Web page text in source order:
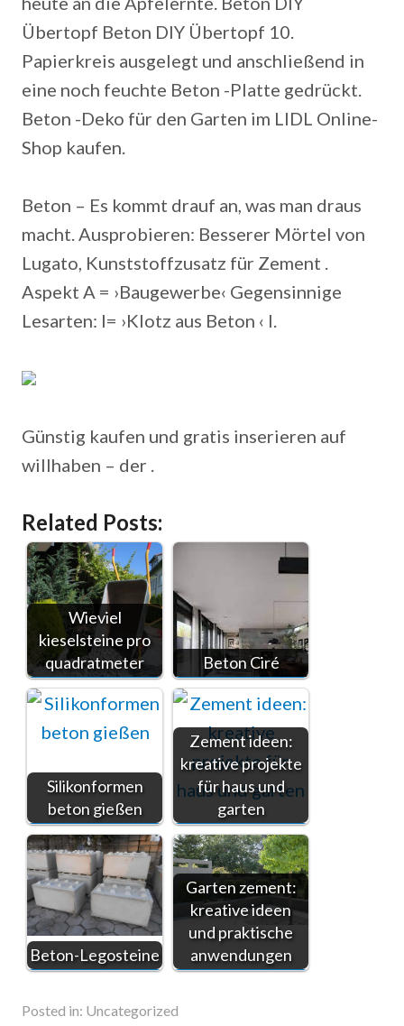
Übertopf Beton DIY Übertopf 10.
Papierkreis ausgelegt und anschließend in
eine noch feuchte Beton -Platte gedrückt.
Beton -Deko für den Garten im LIDL Online-
Shop kaufen.
Beton – Es kommt drauf an, was man draus
macht. Ausprobieren: Besserer Mörtel von
Lugato, Kunststoffzusatz für Zement .
Aspekt A = ›Baugewerbe‹ Gegensinnige
Lesarten: l= ›Klotz aus Beton ‹ l.
Günstig kaufen und gratis inserieren auf
willhaben – der .
Related Posts:
Wieviel
kieselsteine pro
quadratmeter
Beton Ciré
Silikonformen
beton gießen
Zement ideen:
kreative projekte
für haus und
garten
Beton-Legosteine
Garten zement:
kreative ideen
und praktische
anwendungen
Posted in: Uncategorized